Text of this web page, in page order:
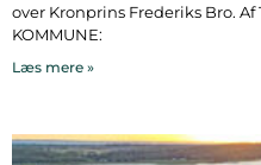
over Kronprins Frederiks Bro. Af
KOMMUNE:
Læs mere »